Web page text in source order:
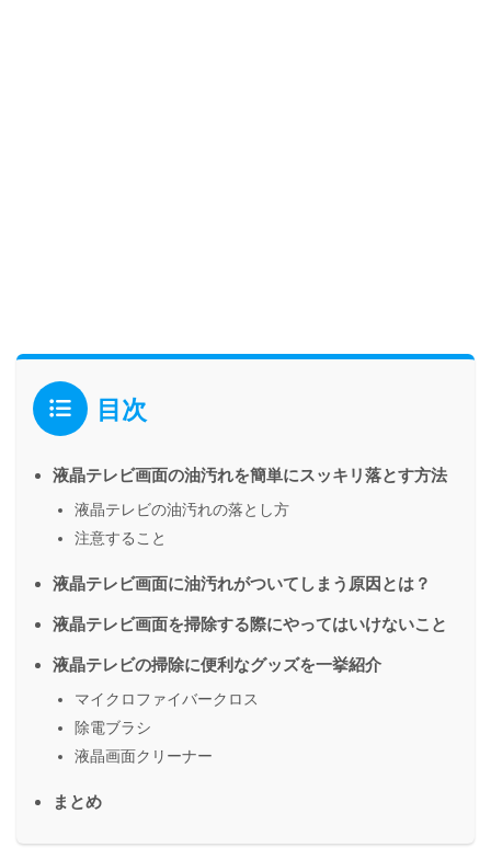
目次
液晶テレビ画面の油汚れを簡単にスッキリ落とす方法
液晶テレビの油汚れの落とし方
注意すること
液晶テレビ画面に油汚れがついてしまう原因とは？
液晶テレビ画面を掃除する際にやってはいけないこと
液晶テレビの掃除に便利なグッズを一挙紹介
マイクロファイバークロス
除電ブラシ
液晶画面クリーナー
まとめ